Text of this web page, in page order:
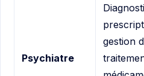
Psychiatre
gestion